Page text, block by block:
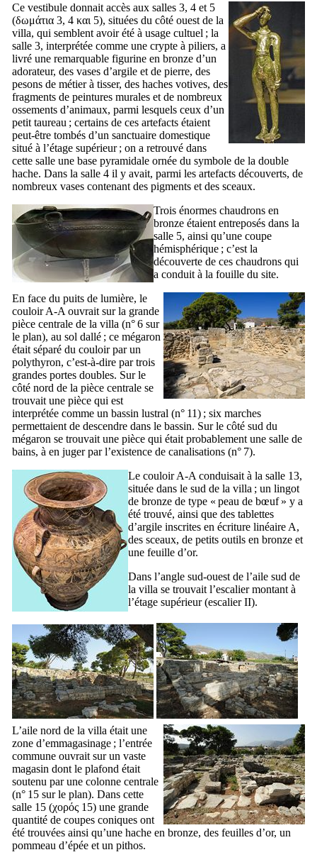
Ce vestibule donnait accès aux salles 3, 4 et 5
(δωμάτια 3, 4 και 5), situées du côté ouest de la
villa, qui semblent avoir été à usage cultuel ; la
salle 3, interprétée comme une crypte à piliers, a
livré une remarquable figurine en bronze d’un
adorateur, des vases d’argile et de pierre, des
pesons de métier à tisser, des haches votives, des
fragments de peintures murales et de nombreux
ossements d’animaux, parmi lesquels ceux d’un
petit taureau ; certains de ces artefacts étaient
peut-être tombés d’un sanctuaire domestique
situé à l’étage supérieur ; on a retrouvé dans
cette salle une base pyramidale ornée du symbole de la double
hache. Dans la salle 4 il y avait, parmi les artefacts découverts, de
nombreux vases contenant des pigments et des sceaux.
Trois énormes chaudrons en
bronze étaient entreposés dans la
salle 5, ainsi qu’une coupe
hémisphérique ; c’est la
découverte de ces chaudrons qui
a conduit à la fouille du site.
En face du puits de lumière, le
couloir A-A ouvrait sur la grande
pièce centrale de la villa (n° 6 sur
le plan), au sol dallé ; ce mégaron
était séparé du couloir par un
polythyron, c’est-à-dire par trois
grandes portes doubles. Sur le
côté nord de la pièce centrale se
trouvait une pièce qui est
interprétée comme un bassin lustral (n° 11) ; six marches
permettaient de descendre dans le bassin. Sur le côté sud du
mégaron se trouvait une pièce qui était probablement une salle de
bains, à en juger par l’existence de canalisations (n° 7).
Le couloir A-A conduisait à la salle 13,
située dans le sud de la villa ; un lingot
de bronze de type « peau de bœuf » y a
été trouvé, ainsi que des tablettes
d’argile inscrites en écriture linéaire A,
des sceaux, de petits outils en bronze et
une feuille d’or.
Dans l’angle sud-ouest de l’aile sud de
la villa se trouvait l’escalier montant à
l’étage supérieur (escalierII).
L’aile nord de la villa était une
zone d’emmagasinage ; l’entrée
commune ouvrait sur un vaste
magasin dont le plafond était
soutenu par une colonne centrale
(n° 15 sur le plan). Dans cette
salle 15 (χορός 15) une grande
quantité de coupes coniques ont
été trouvées ainsi qu’une hache en bronze, des feuilles d’or, un
pommeau d’épée et un pithos.